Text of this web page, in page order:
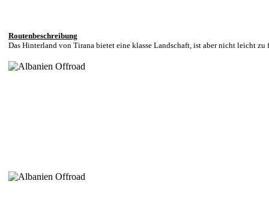
Routenbeschreibung
Das Hinterland von Tirana bietet eine klasse Landschaft, ist aber nicht leicht